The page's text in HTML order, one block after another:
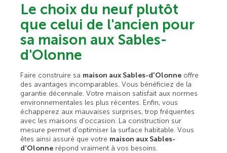
Le choix du neuf plutôt
que celui de l'ancien pour
sa maison aux Sables-
d'Olonne
Faire construire sa maison aux Sables-d'Olonne offre
des avantages incomparables. Vous bénéficiez de la
garantie décennale. Votre maison satisfait aux normes
environnementales les plus récentes. Enfin, vous
échapperez aux mauvaises surprises, trop fréquentes
avec les maisons d'occasion. La construction sur
mesure permet d'optimiser la surface habitable. Vous
êtes ainsi assuré que votre maison aux Sables-
d'Olonne répond vraiment à vos besoins.